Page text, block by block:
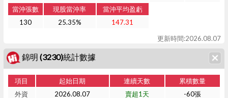
當沖張數 現股當沖率
當沖平均盈虧
130
25.35%
147.31
更新時間:2026.08.07
錦明 (3230)統計數據
項目 起始日期 連續天數
累積數量
外資
2026.08.07 賣超1天
-60張